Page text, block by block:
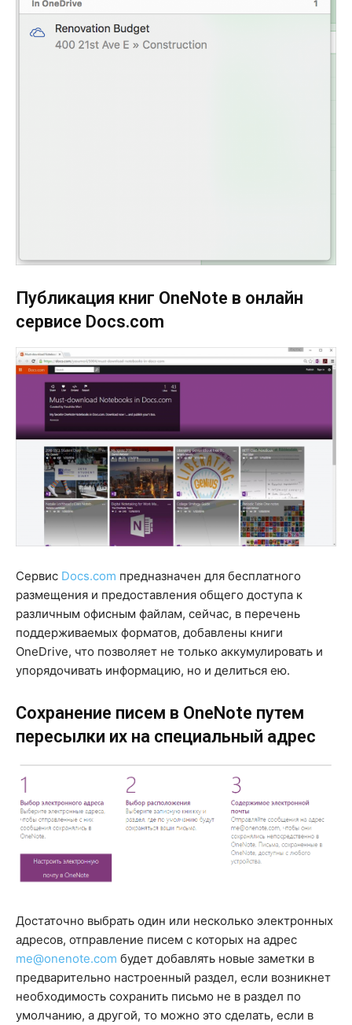
Публикация книг OneNote в онлайн
сервисе Docs.com
Сервис Docs.com предназначен для бесплатного
размещения и предоставления общего доступа к
различным офисным файлам, сейчас, в перечень
поддерживаемых форматов, добавлены книги
OneDrive, что позволяет не только аккумулировать и
упорядочивать информацию, но и делиться ею.
Сохранение писем в OneNote путем
пересылки их на специальный адрес
Достаточно выбрать один или несколько электронных
адресов, отправление писем с которых на адрес
me@onenote.com будет добавлять новые заметки в
предварительно настроенный раздел, если возникнет
необходимость сохранить письмо не в раздел по
умолчанию, а другой, то можно это сделать, если в